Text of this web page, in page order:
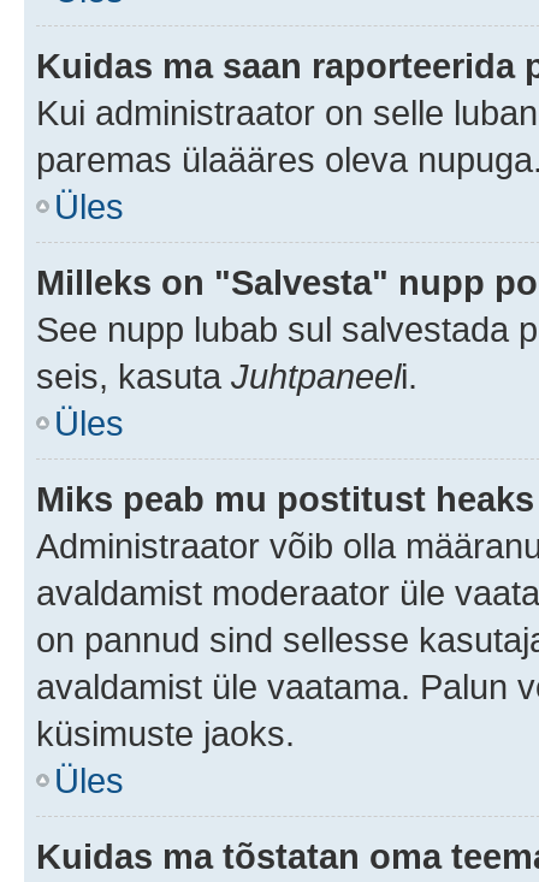
Kuidas ma saan raporteerida
Kui administraator on selle
paremas ülaääres oleva
Üles
Milleks on "Salvesta" nupp
See nupp lubab sul salvestada
seis, kasuta Juhtpaneeli.
Üles
Miks peab mu postitust
Administraator võib olla
avaldamist moderaator üle
on pannud sind sellesse
avaldamist üle vaatama. Palun
küsimuste jaoks.
Üles
Kuidas ma tõstatan oma